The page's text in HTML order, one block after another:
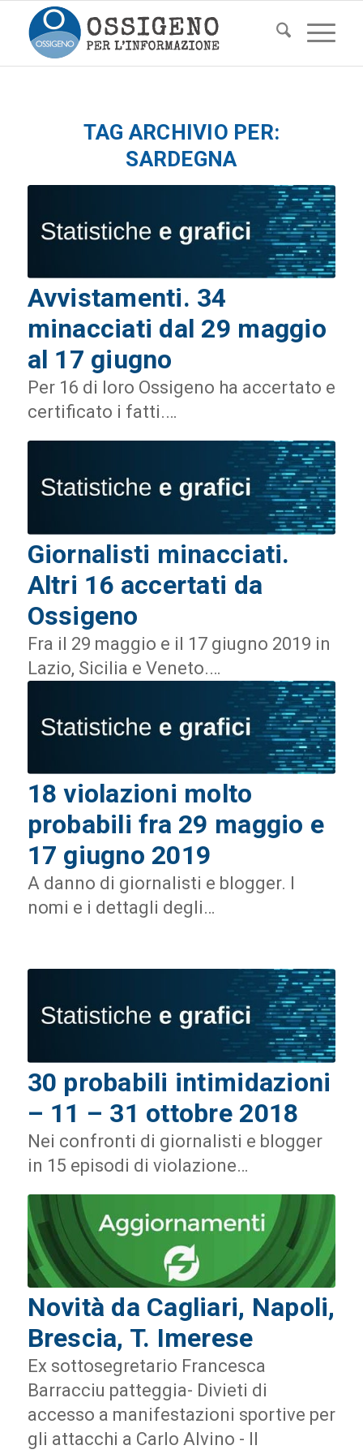
TAG ARCHIVIO PER:
SARDEGNA
Avvistamenti. 34
minacciati dal 29 maggio
al 17 giugno
Per 16 di loro Ossigeno ha accertato e
certificato i fatti.…
Giornalisti minacciati.
Altri 16 accertati da
Ossigeno
Fra il 29 maggio e il 17 giugno 2019 in
Lazio, Sicilia e Veneto.…
18 violazioni molto
probabili fra 29 maggio e
17 giugno 2019
A danno di giornalisti e blogger. I
nomi e i dettagli degli…
30 probabili intimidazioni
– 11 – 31 ottobre 2018
Nei confronti di giornalisti e blogger
in 15 episodi di violazione…
Novità da Cagliari, Napoli,
Brescia, T. Imerese
Ex sottosegretario Francesca
Barracciu patteggia- Divieti di
accesso a manifestazioni sportive per
gli attacchi a Carlo Alvino - Il